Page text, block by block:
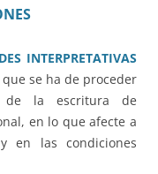
INTERPRETATIVAS
que se ha de proceder
de la escritura de
en lo que afecte a
en las condiciones